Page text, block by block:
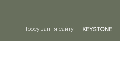
Просування сайту — KEYSTONE